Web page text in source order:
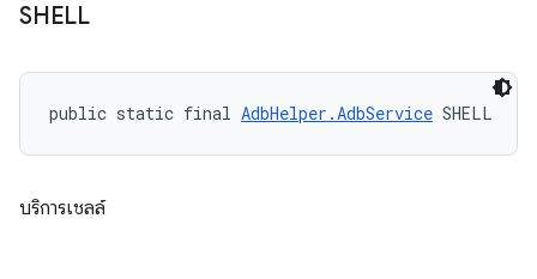
SHELL
public static final AdbHelper.AdbService SHELL
บริการเชลล์